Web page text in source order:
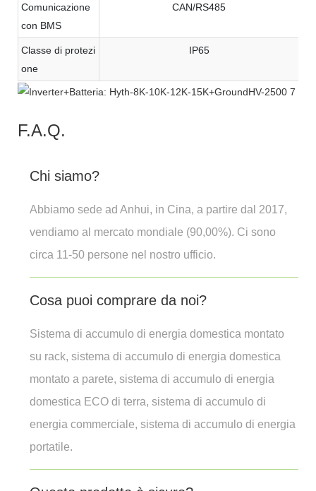
Comunicazione
con BMS
CAN/RS485
Classe di protezi
one
IP65
F.A.Q.
Chi siamo?
Abbiamo sede ad Anhui, in Cina, a partire dal 2017,
vendiamo al mercato mondiale (90,00%). Ci sono
circa 11-50 persone nel nostro ufficio.
Cosa puoi comprare da noi?
Sistema di accumulo di energia domestica montato
su rack, sistema di accumulo di energia domestica
montato a parete, sistema di accumulo di energia
domestica ECO di terra, sistema di accumulo di
energia commerciale, sistema di accumulo di energia
portatile.